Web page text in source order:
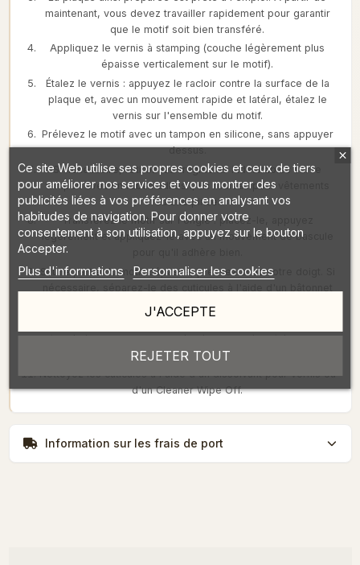
maintenant, vous devez travailler rapidement pour garantir
que le motif soit bien transféré.
Appliquez le vernis à stamping (couche légèrement plus
épaisse verticalement sur le motif).
Étalez le vernis : appuyez le racloir contre la surface de la
plaque et, avec un mouvement rapide et latéral, étalez le
vernis sur l'ensemble du motif.
Prélevez le motif avec un tampon en silicone, sans appuyer
dessus.
Si nécessaire, retirez les fragments indésirables sur le
tampon avec un ruban adhésif, un rouleau pour vêtements
ou une pince.
Transférez le motif sur l'ongle : placez-le, appuyez
légèrement et appliquez-le avec un mouvement de bascule
Si une partie du motif dépasse, pressez avec votre doigt. Si
votre choix sans appuyer sur le pinceau, puis catalysez sous
lampe.
Nettoyez les cuticules à l'aide d'un dissolvant pour vernis ou
d'un Cleaner Wipe Off.
Information sur les frais de port
Ce site Web utilise ses propres cookies et ceux de tiers
pour améliorer nos services et vous montrer des
publicités liées à vos préférences en analysant vos
habitudes de navigation. Pour donner votre
consentement à son utilisation, appuyez sur le bouton
Accepter.
Plus d'informations Personnaliser les cookies
REJETER TOUT
J'ACCEPTE